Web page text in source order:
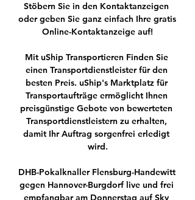
Stöbern Sie in den Kontaktanzeigen
oder geben Sie ganz einfach Ihre gratis
Online-Kontaktanzeige auf!
Mit uShip Transportieren Finden Sie
einen Transportdienstleister für den
besten Preis. uShip's Marktplatz für
Transportaufträge ermöglicht Ihnen
preisgünstige Gebote von bewerteten
Transportdienstleistern zu erhalten,
damit Ihr Auftrag sorgenfrei erledigt
wird.
DHB-Pokalknaller Flensburg-Handewitt
gegen Hannover-Burgdorf live und frei
empfangbar am Donnerstag auf Sky